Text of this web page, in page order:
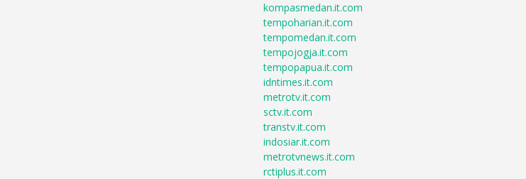
kompasmedan.it.com
tempoharian.it.com
tempomedan.it.com
tempojogja.it.com
tempopapua.it.com
idntimes.it.com
metrotv.it.com
sctv.it.com
transtv.it.com
indosiar.it.com
metrotvnews.it.com
rctiplus.it.com